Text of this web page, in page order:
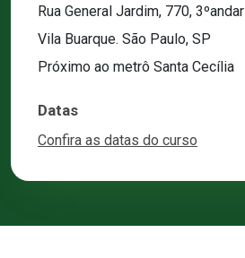
Rua General Jardim, 770, 3ºandar
Vila Buarque. São Paulo, SP
Próximo ao metrô Santa Cecília
Datas
Confira as datas do curso